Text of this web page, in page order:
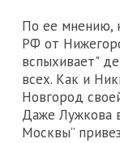
По ее мнению,
РФ от
вспыхивает"
всех. Как и
Новгород
Даже Лужкова
Москвы”